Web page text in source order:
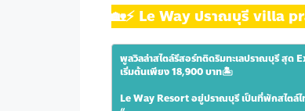
🏡⚡️ Le Way ปราณบุรี villa
พูลวิลล่าสไตล์รีสอร์ทติดริมทะเลปราณบุรี สุ
เริ่มต้นเพียง 18,900 บาท🏝
Le Way Resort อยู่ปราณบุรี เป็นที่พักสไตล์ไ